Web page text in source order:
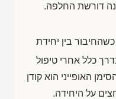
דורשת החלפה.
בין יחידת
כלל אחרי טיפול
האופייני הוא קודן
על היחידה.